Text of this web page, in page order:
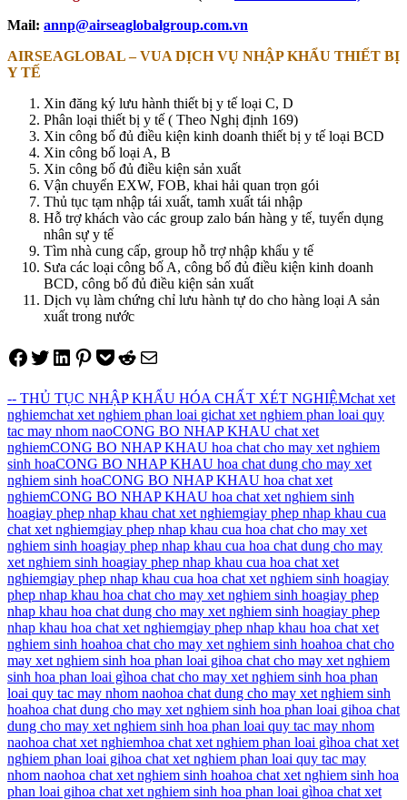
Mail: annp@airseaglobalgroup.com.vn
AIRSEAGLOBAL – VUA DỊCH VỤ NHẬP KHẨU THIẾT BỊ
Y TẾ
Xin đăng ký lưu hành thiết bị y tế loại C, D
Phân loại thiết bị y tế ( Theo Nghị định 169)
Xin công bố đủ điều kiện kinh doanh thiết bị y tế loại BCD
Xin công bố loại A, B
Xin công bố đủ điều kiện sản xuất
Vận chuyển EXW, FOB, khai hải quan trọn gói
Thủ tục tạm nhập tái xuất, tamh xuất tái nhập
Hỗ trợ khách vào các group zalo bán hàng y tế, tuyển dụng
nhân sự y tế
Tìm nhà cung cấp, group hỗ trợ nhập khẩu y tế
Sưa các loại công bố A, công bố đủ điều kiện kinh doanh
BCD, công bố đủ điều kiện sản xuất
Dịch vụ làm chứng chỉ lưu hành tự do cho hàng loại A sản
xuất trong nước
Share on Facebook
Tweet on Twitter
Share on LinkedIn
Pin on Pinterest
Save to pocket
Share on Reddit
Share via Email
-- THỦ TỤC NHẬP KHẨU HÓA CHẤT XÉT NGHIỆMchat xet
nghiemchat xet nghiem phan loai gichat xet nghiem phan loai quy
tac may nhom naoCONG BO NHAP KHAU chat xet
nghiemCONG BO NHAP KHAU hoa chat cho may xet nghiem
sinh hoaCONG BO NHAP KHAU hoa chat dung cho may xet
nghiem sinh hoaCONG BO NHAP KHAU hoa chat xet
nghiemCONG BO NHAP KHAU hoa chat xet nghiem sinh
hoagiay phep nhap khau chat xet nghiemgiay phep nhap khau cua
chat xet nghiemgiay phep nhap khau cua hoa chat cho may xet
nghiem sinh hoagiay phep nhap khau cua hoa chat dung cho may
xet nghiem sinh hoagiay phep nhap khau cua hoa chat xet
nghiemgiay phep nhap khau cua hoa chat xet nghiem sinh hoagiay
phep nhap khau hoa chat cho may xet nghiem sinh hoagiay phep
nhap khau hoa chat dung cho may xet nghiem sinh hoagiay phep
nhap khau hoa chat xet nghiemgiay phep nhap khau hoa chat xet
nghiem sinh hoahoa chat cho may xet nghiem sinh hoahoa chat cho
may xet nghiem sinh hoa phan loai gihoa chat cho may xet nghiem
sinh hoa phan loai gìhoa chat cho may xet nghiem sinh hoa phan
loai quy tac may nhom naohoa chat dung cho may xet nghiem sinh
hoahoa chat dung cho may xet nghiem sinh hoa phan loai gihoa chat
dung cho may xet nghiem sinh hoa phan loai quy tac may nhom
naohoa chat xet nghiemhoa chat xet nghiem phan loai gìhoa chat xet
nghiem phan loai gihoa chat xet nghiem phan loai quy tac may
nhom naohoa chat xet nghiem sinh hoahoa chat xet nghiem sinh hoa
phan loai gihoa chat xet nghiem sinh hoa phan loai gìhoa chat xet